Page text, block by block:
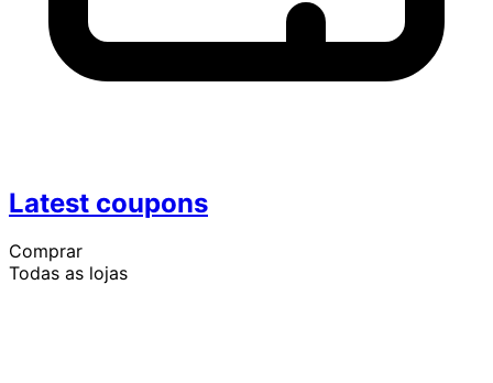
Latest coupons
Comprar
Todas as lojas